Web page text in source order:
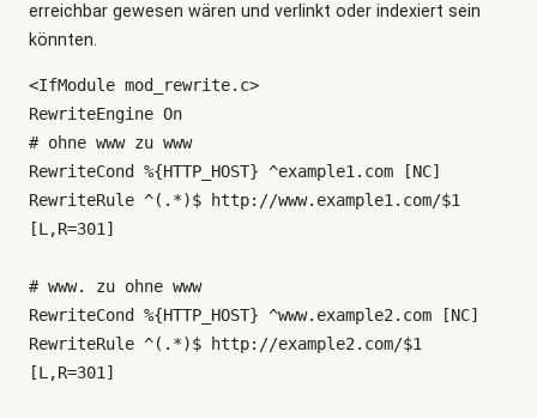
erreichbar gewesen wären und verlinkt oder indexiert sein
könnten.
<IfModule mod_rewrite.c>
RewriteEngine On
# ohne www zu www
RewriteCond %{HTTP_HOST} ^example1.com [NC]
RewriteRule ^(.*)$ http://www.example1.com/$1
[L,R=301]
# www. zu ohne www
RewriteCond %{HTTP_HOST} ^www.example2.com [NC]
RewriteRule ^(.*)$ http://example2.com/$1
[L,R=301]